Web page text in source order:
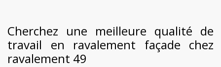
Cherchez une meilleure qualité de
travail en ravalement façade chez
ravalement 49